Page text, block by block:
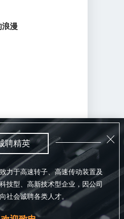
浪漫
ꁲ
聘精英
力于高速转子、高速传动装置及
技型、高新技术型企业，因公司
社会诚聘各类人才。